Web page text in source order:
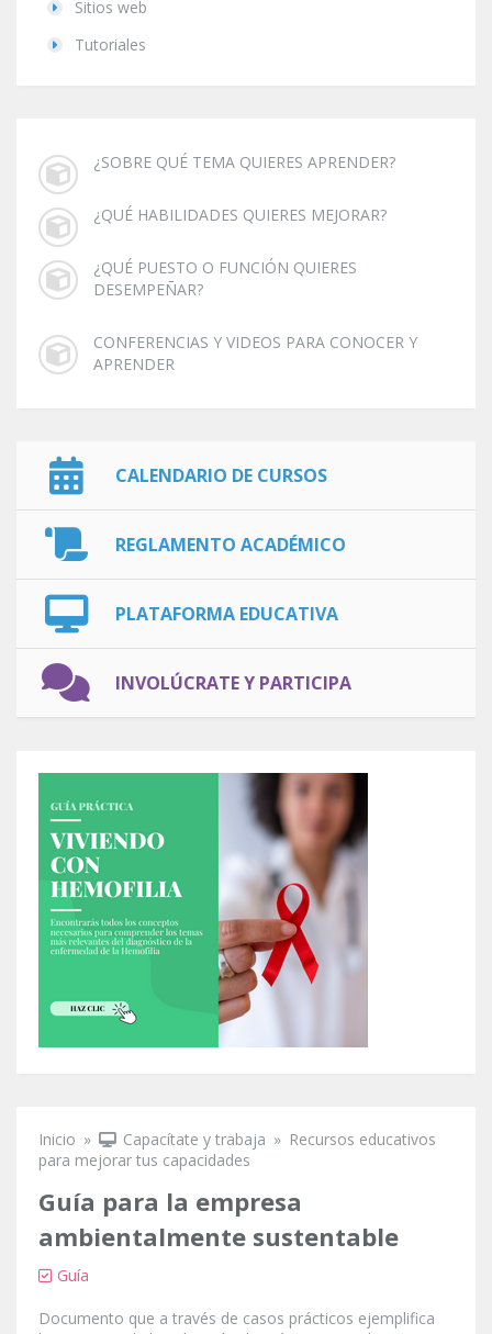
Sitios web
Tutoriales
¿SOBRE QUÉ TEMA QUIERES APRENDER?
¿QUÉ HABILIDADES QUIERES MEJORAR?
¿QUÉ PUESTO O FUNCIÓN QUIERES
DESEMPEÑAR?
CONFERENCIAS Y VIDEOS PARA CONOCER Y
APRENDER
CALENDARIO DE CURSOS
REGLAMENTO ACADÉMICO
PLATAFORMA EDUCATIVA
INVOLÚCRATE Y PARTICIPA
Se encuentra usted aquí
Inicio » Capacítate y trabaja » Recursos educativos
para mejorar tus capacidades
Guía para la empresa
ambientalmente sustentable
Guía
Documento que a través de casos prácticos ejemplifica